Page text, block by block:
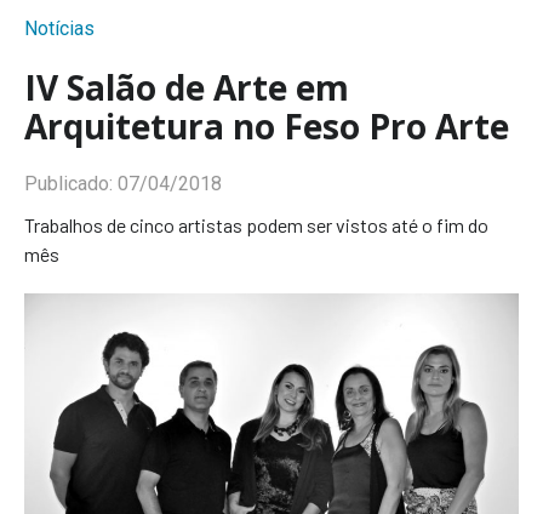
Notícias
IV Salão de Arte em
Arquitetura no Feso Pro Arte
Publicado: 07/04/2018
Trabalhos de cinco artistas podem ser vistos até o fim do
mês